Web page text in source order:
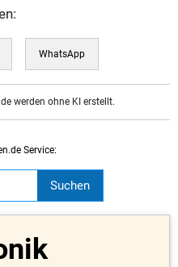
WhatsApp
werden ohne KI erstellt.
Service: